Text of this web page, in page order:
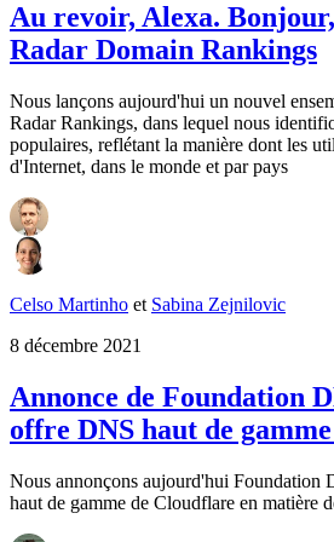
Au revoir, Alexa.
Radar Domain Rankings
Nous lançons aujourd'hui un nouvel
Radar Rankings, dans lequel nous
populaires, reflétant la manière dont les
d'Internet, dans le monde et par pays
Celso Martinho et Sabina Zejnilovic
8 décembre 2021
Annonce de Foundation
offre DNS haut de
Nous annonçons aujourd'hui Foundation
haut de gamme de Cloudflare en matière